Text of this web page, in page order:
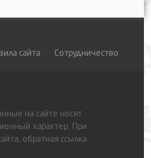
сайта Сотрудничество
на сайте носят
характер. При
обратная ссылка